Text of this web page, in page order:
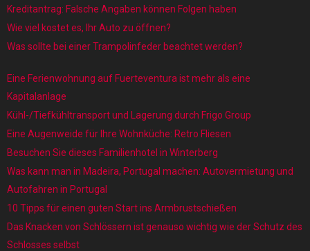
Kreditantrag: Falsche Angaben können Folgen haben
Wie viel kostet es, Ihr Auto zu öffnen?
Was sollte bei einer Trampolinfeder beachtet werden?
Eine Ferienwohnung auf Fuerteventura ist mehr als eine
Kapitalanlage
Kühl-/Tiefkühltransport und Lagerung durch Frigo Group
Eine Augenweide für Ihre Wohnküche: Retro Fliesen
Besuchen Sie dieses Familienhotel in Winterberg
Was kann man in Madeira, Portugal machen: Autovermietung und
Autofahren in Portugal
10 Tipps für einen guten Start ins Armbrustschießen
Das Knacken von Schlössern ist genauso wichtig wie der Schutz des
Schlosses selbst